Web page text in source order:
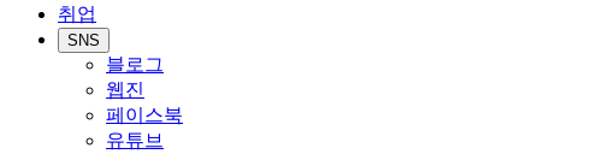
취업
SNS
블로그
웹진
페이스북
유튜브